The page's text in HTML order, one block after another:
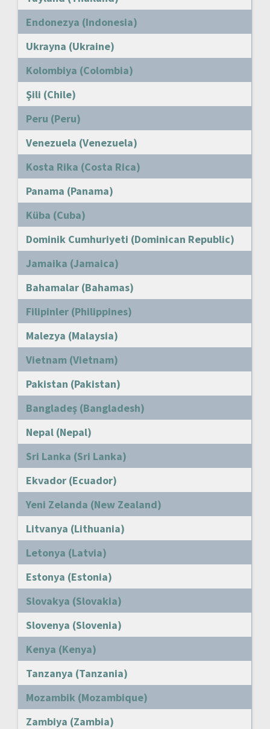
Endonezya (Indonesia)
Ukrayna (Ukraine)
Kolombiya (Colombia)
Şili (Chile)
Peru (Peru)
Venezuela (Venezuela)
Kosta Rika (Costa Rica)
Panama (Panama)
Küba (Cuba)
Dominik Cumhuriyeti (Dominican Republic)
Jamaika (Jamaica)
Bahamalar (Bahamas)
Filipinler (Philippines)
Malezya (Malaysia)
Vietnam (Vietnam)
Pakistan (Pakistan)
Bangladeş (Bangladesh)
Nepal (Nepal)
Sri Lanka (Sri Lanka)
Ekvador (Ecuador)
Yeni Zelanda (New Zealand)
Litvanya (Lithuania)
Letonya (Latvia)
Estonya (Estonia)
Slovakya (Slovakia)
Slovenya (Slovenia)
Kenya (Kenya)
Tanzanya (Tanzania)
Mozambik (Mozambique)
Zambiya (Zambia)